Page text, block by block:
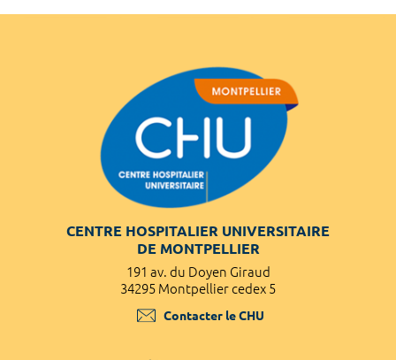
CENTRE HOSPITALIER UNIVERSITAIRE
DE MONTPELLIER
191 av. du Doyen Giraud
34295 Montpellier cedex 5
Contacter le CHU